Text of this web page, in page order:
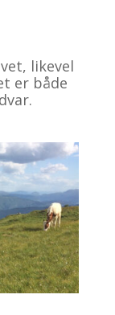
likevel
er både